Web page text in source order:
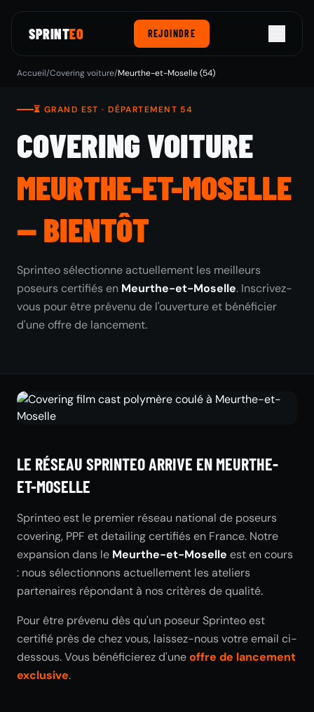
SPRINTEO REJOINDRE
Accueil/Covering voiture/Meurthe-et-Moselle (54)
⏳ GRAND EST · DÉPARTEMENT 54
COVERING VOITURE
MEURTHE-ET-MOSELLE
— BIENTÔT
Sprinteo sélectionne actuellement les meilleurs
poseurs certifiés en Meurthe-et-Moselle. Inscrivez-
vous pour être prévenu de l'ouverture et bénéficier
d'une offre de lancement.
LE RÉSEAU SPRINTEO ARRIVE EN MEURTHE-
ET-MOSELLE
Sprinteo est le premier réseau national de poseurs
covering, PPF et detailing certifiés en France. Notre
expansion dans le Meurthe-et-Moselle est en cours
: nous sélectionnons actuellement les ateliers
partenaires répondant à nos critères de qualité.
Pour être prévenu dès qu'un poseur Sprinteo est
certifié près de chez vous, laissez-nous votre email ci-
dessous. Vous bénéficierez d'uneoffre de lancement
exclusive.